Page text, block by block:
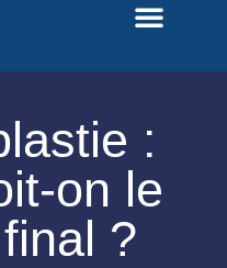
:
on le
?